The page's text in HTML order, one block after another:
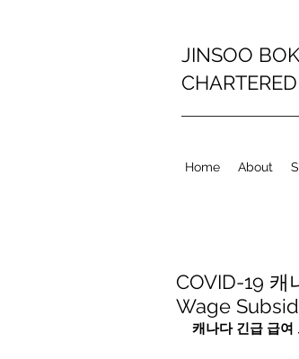
JINSOO
Home About
COVID-19
Wage
캐나다 긴급 급